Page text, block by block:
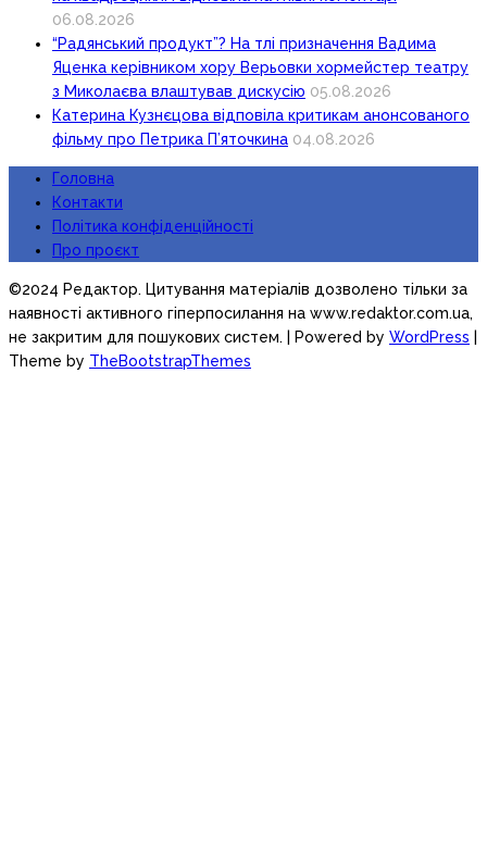
06.08.2026
“Радянський продукт”? На тлі призначення Вадима
Яценка керівником хору Верьовки хормейстер театру
з Миколаєва влаштував дискусію 05.08.2026
Катерина Кузнєцова відповіла критикам анонсованого
фільму про Петрика П’яточкина 04.08.2026
Головна
Контакти
Політика конфіденційності
Про проєкт
©2024 Редактор. Цитування матеріалів дозволено тільки за
наявності активного гіперпосилання на www.redaktor.com.ua,
не закритим для пошукових систем. | Powered by WordPress
Theme by TheBootstrapThemes